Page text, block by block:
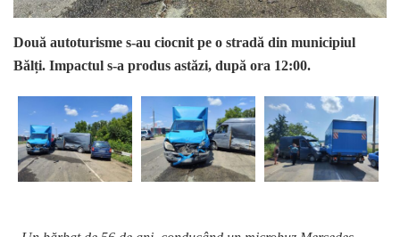
Două autoturisme s-au ciocnit pe o stradă din municipiul
Bălți. Impactul s-a produs astăzi, după ora 12:00.